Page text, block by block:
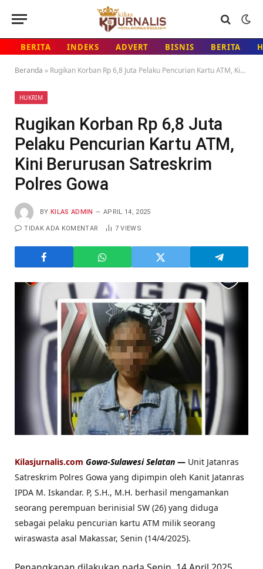
BERITA INDEKS ADVERT BISNIS BERITA
Beranda » Rugikan Korban Rp 6,8 Juta Pelaku Pencurian Kartu ATM, Kini Berurusan Satreskrim Polres Gowa
HUKRIM
Rugikan Korban Rp 6,8 Juta
Pelaku Pencurian Kartu ATM,
Kini Berurusan Satreskrim
Polres Gowa
BY KILAS ADMIN APRIL 14, 2025
TIDAK ADA KOMENTAR 7VIEWS
Kilasjurnalis.com Gowa-Sulawesi Selatan — Unit Jatanras
Satreskrim Polres Gowa yang dipimpin oleh Kanit Jatanras
IPDA M. Iskandar. P, S.H., M.H. berhasil mengamankan
seorang perempuan berinisial SW (26) yang diduga
sebagai pelaku pencurian kartu ATM milik seorang
wiraswasta asal Makassar, Senin (14/4/2025).